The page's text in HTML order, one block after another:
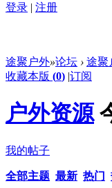
登录 | 注册
途聚户外»论坛 › 途聚
收藏本版 (0) |订阅
户外资源
我的帖子
全部主题 最新 热门